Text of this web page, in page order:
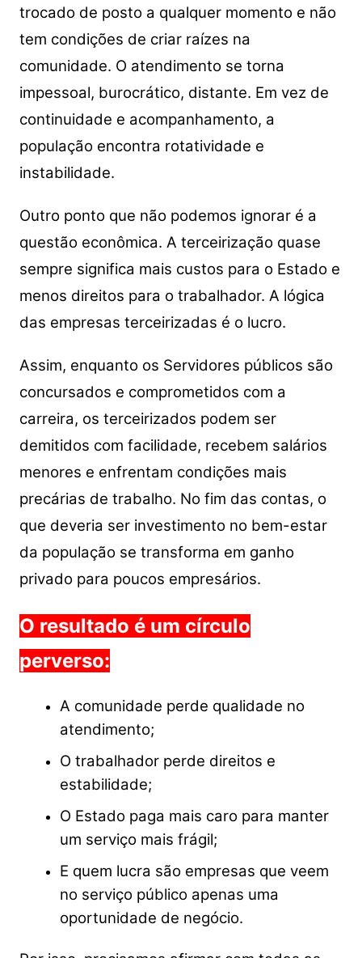
trocado de posto a qualquer momento e não
tem condições de criar raízes na
comunidade. O atendimento se torna
impessoal, burocrático, distante. Em vez de
continuidade e acompanhamento, a
população encontra rotatividade e
instabilidade.
Outro ponto que não podemos ignorar é a
questão econômica. A terceirização quase
sempre significa mais custos para o Estado e
menos direitos para o trabalhador. A lógica
das empresas terceirizadas é o lucro.
Assim, enquanto os Servidores públicos são
concursados e comprometidos com a
carreira, os terceirizados podem ser
demitidos com facilidade, recebem salários
menores e enfrentam condições mais
precárias de trabalho. No fim das contas, o
que deveria ser investimento no bem-estar
da população se transforma em ganho
privado para poucos empresários.
O resultado é um círculo
perverso:
A comunidade perde qualidade no
atendimento;
O trabalhador perde direitos e
estabilidade;
O Estado paga mais caro para manter
um serviço mais frágil;
E quem lucra são empresas que veem
no serviço público apenas uma
oportunidade de negócio.